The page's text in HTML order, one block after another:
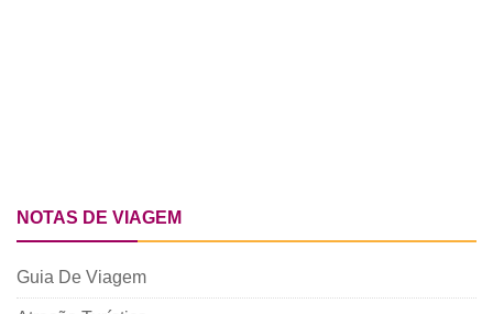
NOTAS DE VIAGEM
Guia De Viagem